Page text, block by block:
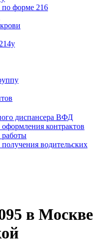
форме 216
диспансера ВФД
контрактов
водительских
в Москве